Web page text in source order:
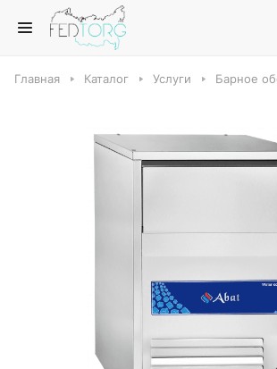
Главная Каталог Услуги Барное